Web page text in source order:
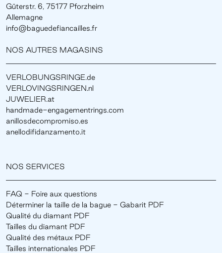
Güterstr. 6, 75177 Pforzheim
Allemagne
info@baguedefiancailles.fr
NOS AUTRES MAGASINS
VERLOBUNGSRINGE.de
VERLOVINGSRINGEN.nl
JUWELIER.at
handmade-engagementrings.com
anillosdecompromiso.es
anellodifidanzamento.it
NOS SERVICES
FAQ - Foire aux questions
Déterminer la taille de la bague - Gabarit PDF
Qualité du diamant PDF
Tailles du diamant PDF
Qualité des métaux PDF
Tailles internationales PDF